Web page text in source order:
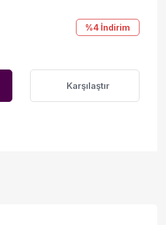
%4 İndirim
Karşılaştır